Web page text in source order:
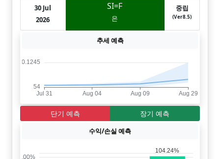
30 Jul
2026
SI=F
은
중립
(Ver8.5)
추세 예측
단기 예측 장기 예측
수익/손실 예측